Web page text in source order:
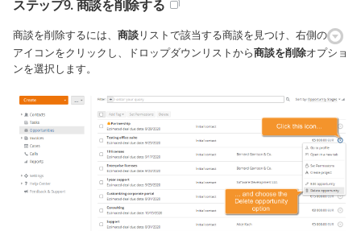
ステップ9. 商談を削除する
商談を削除するには、 商談リストで該当する商談を見つけ、右側の
アイコンをクリックし、ドロップダウンリストから商談を削除オプショ
ンを選択します。